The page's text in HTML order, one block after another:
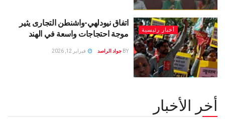
أخبار رئيسية
اتفاق نيودلهي-واشنطن التجارى يثير
موجة احتجاجات واسعة في الهند
BY جواد الراصد فبراير 12, 2026
أخر الأخبار